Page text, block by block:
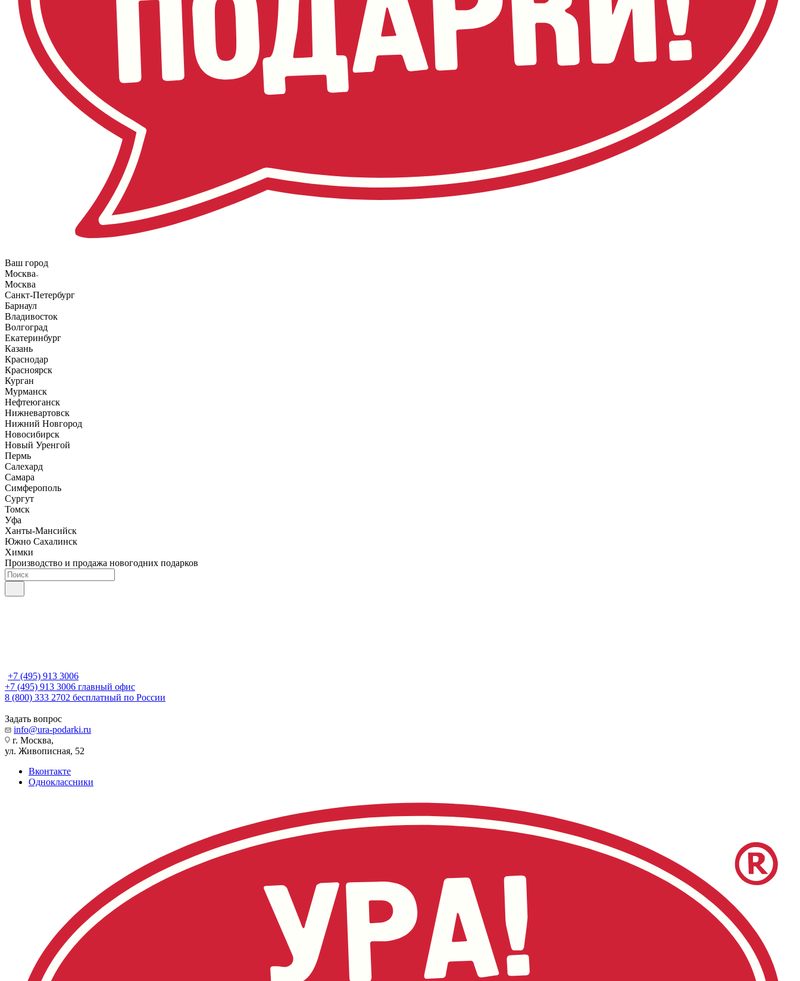
Ваш город
Москва
Москва
Санкт-Петербург
Барнаул
Владивосток
Волгоград
Екатеринбург
Казань
Краснодар
Красноярск
Курган
Мурманск
Нефтеюганск
Нижневартовск
Нижний Новгород
Новосибирск
Новый Уренгой
Пермь
Салехард
Самара
Симферополь
Сургут
Томск
Уфа
Ханты-Мансийск
Южно Сахалинск
Химки
Производство и продажа новогодних подарков
+7 (495) 913 3006
+7 (495) 913 3006 главный офис
8 (800) 333 2702 бесплатный по России
Задать вопрос
info@ura-podarki.ru
г. Москва,
ул. Живописная, 52
Вконтакте
Одноклассники